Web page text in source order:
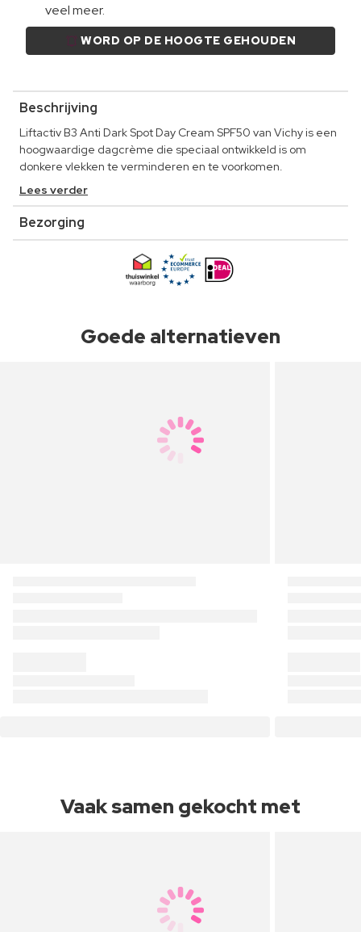
veel meer.
WORD OP DE HOOGTE GEHOUDEN
Beschrijving
Liftactiv B3 Anti Dark Spot Day Cream SPF50 van Vichy is een
hoogwaardige dagcrème die speciaal ontwikkeld is om
donkere vlekken te verminderen en te voorkomen.
Lees verder
Bezorging
Goede alternatieven
Vaak samen gekocht met